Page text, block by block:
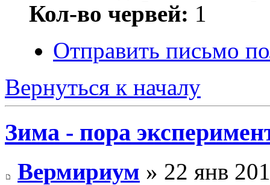
Кол-во червей: 1
Отправить письмо
Вернуться к началу
Зима - пора
Вермириум » 22 янв